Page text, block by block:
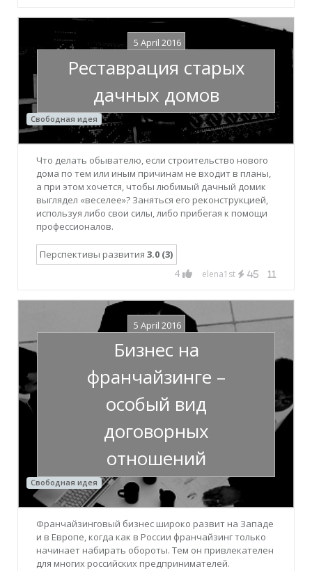
5 April 2016
Реставрация старых
дачных домов
Свободная идея
Что делать обывателю, если строительство нового
дома по тем или иным причинам не входит в планы,
а при этом хочется, чтобы любимый дачный домик
выглядел «веселее»? Заняться его реконструкцией,
используя либо свои силы, либо прибегая к помощи
профессионалов.
Перспективы развития3.0 (3)
4 elena1st 45 11
5 April 2016
Бизнес на
франчайзинге –
особый вид
договорных
отношений
Свободная идея
Франчайзинговый бизнес широко развит на Западе
и в Европе, когда как в России франчайзинг только
начинает набирать обороты. Тем он привлекателен
для многих российских предпринимателей.